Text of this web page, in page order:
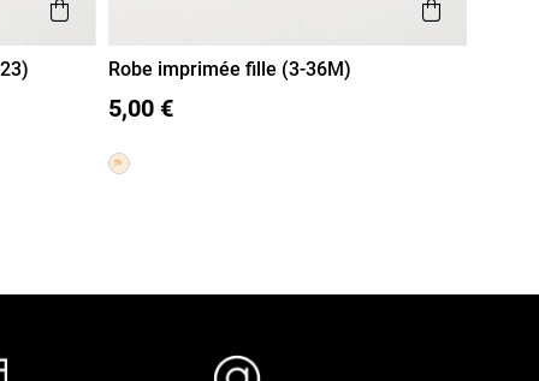
Aperçu rapide Aperçu
3M
Robe imprimée fille (3-36M)
5,00 €